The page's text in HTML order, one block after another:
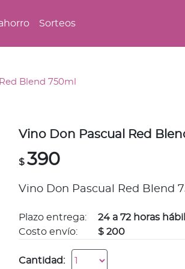
Sorteos
Blend 750ml
Vino Don Pascual Red
$ 390
Vino Don Pascual Red Blend
Plazo entrega:
24 a 72 horas
Costo envío:
$ 200
Cantidad: